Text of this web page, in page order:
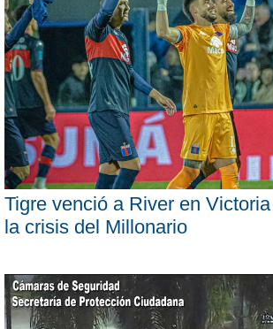
Tigre venció a River en
la crisis del Millonario